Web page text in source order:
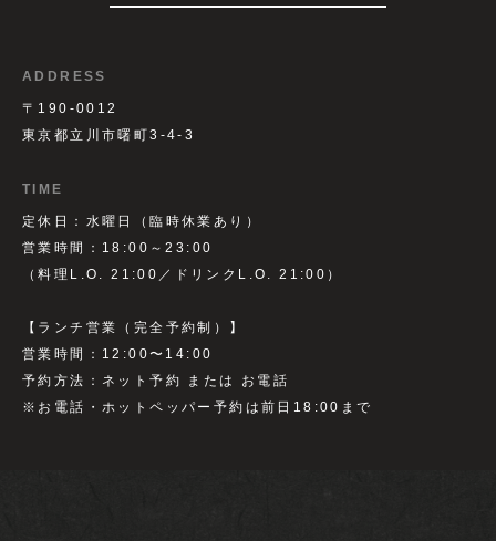
ADDRESS
〒190-0012
東京都立川市曙町3-4-3
TIME
定休日：水曜日（臨時休業あり）
営業時間：18:00～23:00
（料理L.O. 21:00／ドリンクL.O. 21:00）
【ランチ営業（完全予約制）】
営業時間：12:00〜14:00
予約方法：ネット予約 または お電話
※お電話・ホットペッパー予約は前日18:00まで